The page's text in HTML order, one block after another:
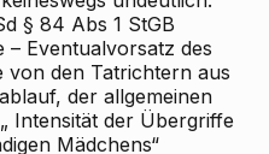
§ 84 Abs 1 StGB
– Eventualvorsatz des
von den Tatrichtern aus
der allgemeinen
Intensität der Übergriffe
Mädchens“